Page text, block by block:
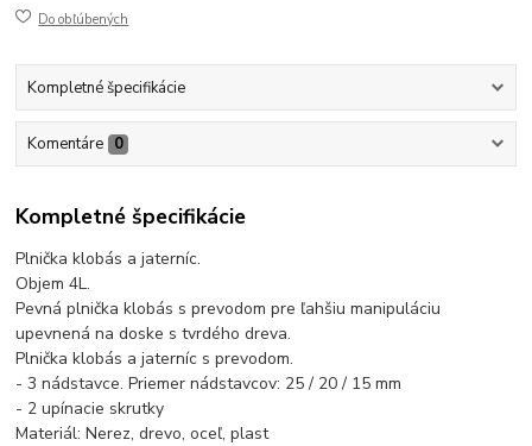
Do obľúbených
Kompletné špecifikácie
Komentáre 0
Kompletné špecifikácie
Plnička klobás a jaterníc.
Objem 4L.
Pevná plnička klobás s prevodom pre ľahšiu manipuláciu
upevnená na doske s tvrdého dreva.
Plnička klobás a jaterníc s prevodom.
- 3 nádstavce. Priemer nádstavcov: 25 / 20 / 15 mm
- 2 upínacie skrutky
Materiál: Nerez, drevo, oceľ, plast